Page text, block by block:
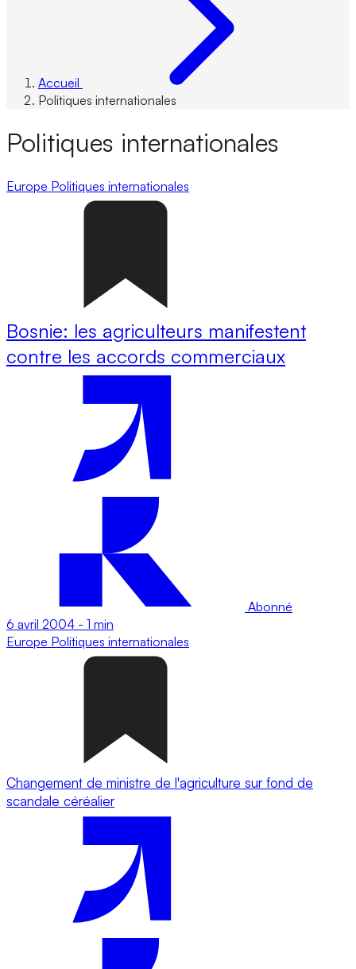
Accueil
Politiques internationales
Politiques internationales
Europe Politiques internationales
Bosnie: les agriculteurs manifestent
contre les accords commerciaux
Abonné
6 avril 2004 - 1 min
Europe Politiques internationales
Changement de ministre de l'agriculture sur fond de
scandale céréalier